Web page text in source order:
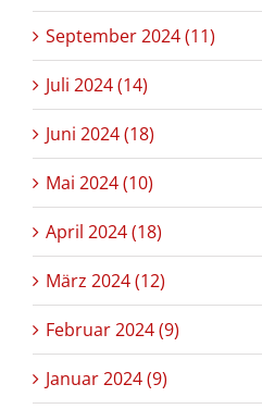
September 2024 (11)
Juli 2024 (14)
Juni 2024 (18)
Mai 2024 (10)
April 2024 (18)
März 2024 (12)
Februar 2024 (9)
Januar 2024 (9)